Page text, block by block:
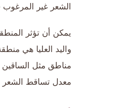
الشعر غير
يمكن أن تؤثر
واليد العليا هي
مناطق مثل الساقين
معدل تساقط الشعر